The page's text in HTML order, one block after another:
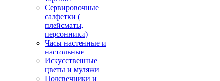
Сервировочные
салфетки (
плейсматы,
персонники)
Часы настенные и
настольные
Искусственные
цветы и муляжи
Подсвечники и